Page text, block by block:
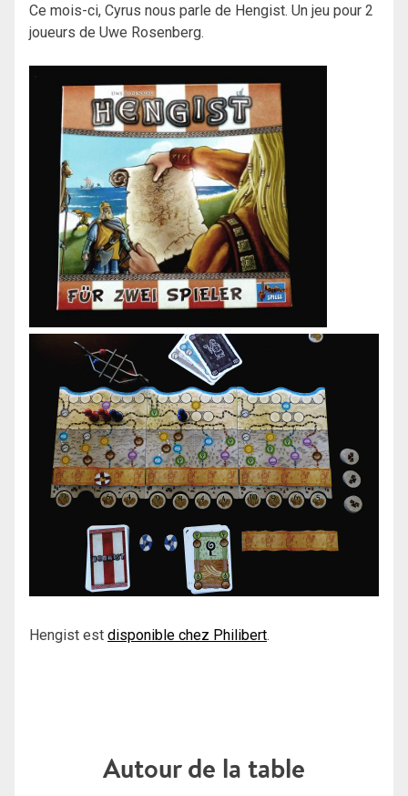
Ce mois-ci, Cyrus nous parle de Hengist. Un jeu pour 2
joueurs de Uwe Rosenberg.
Hengist est disponible chez Philibert.
Autour de la table